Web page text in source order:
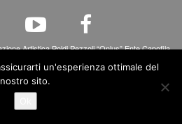
Artistica Poldi Pezzoli “Onlus” Ente Capofila
un'esperienza ottimale del
nostro sito.